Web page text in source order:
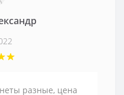
разные, цена